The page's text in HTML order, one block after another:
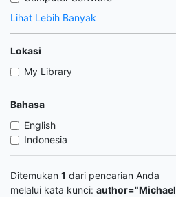
Lihat Lebih Banyak
Lokasi
My Library
Bahasa
English
Indonesia
Ditemukan 1 dari pencarian Anda
melalui kata kunci: author="Michael